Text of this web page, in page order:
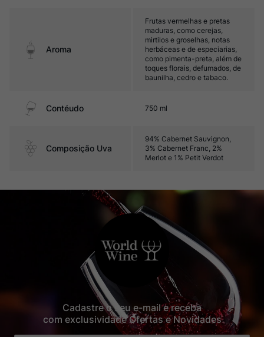
Aroma
Frutas vermelhas e pretas
maduras, como cerejas,
mirtilos e groselhas, notas
herbáceas e de especiarias,
como pimenta-preta, além de
toques florais, defumados, de
baunilha, cedro e tabaco.
Contéudo 750 ml
Composição Uva
94% Cabernet Sauvignon,
3% Cabernet Franc, 2%
Merlot e 1% Petit Verdot
Cadastre o seu e-mail e receba
com exclusividade Ofertas e Novidades